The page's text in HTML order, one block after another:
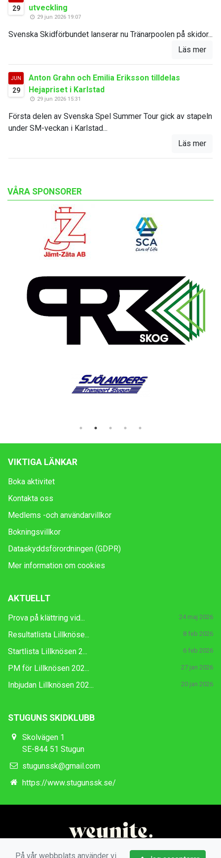
29
utveckling
29 jun 2026 19:07
Svenska Skidförbundet lanserar nu Tränarpoolen på skidor...
Läs mer
JUN
29
Anton Grahn och Emilia Eriksson tilldelas
Hejapriset i Karlstad
29 jun 2026 15:31
Första delen av Svenska Spel Summer Tour gick av stapeln
under SM-veckan i Karlstad...
Läs mer
VÅRA SPONSORER
VIKTIGA LÄNKAR
Boka aktivitet
Kontakta oss
Medlems -och användarvillkor
Bokningsvillkor
Dataskyddsförordningen (GDPR)
Mer information om cookies
AKTUELLT
Prova på klättring vid... 24 maj 2026
Resultatlista Lillknöse... 8 feb 2026
Startlista Lillknösen 2... 6 feb 2026
PM för Lillknösen 202... 27 jan 2026
Inbjudan Lillknösen 202... 20 jan 2026
STUGUNS SKIDKLUBB
Skolvägen 1
SE-844 51 Stugun
stugunssk@gmail.com
https://www.stugunssk.se/
På vår webbplats använder vi